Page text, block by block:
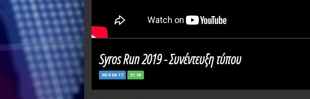
Syros Run 2019 - Συνέντευξη τύπου
30/5 00:17 31:38